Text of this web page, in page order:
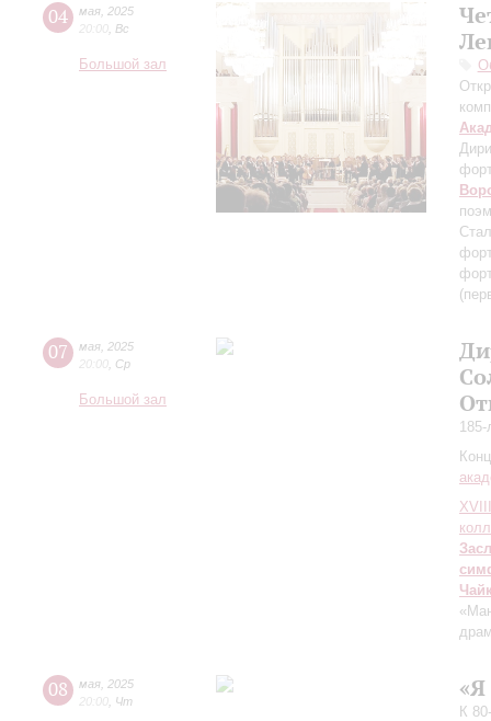
04 мая 2025
20:00 Вс
Большой зал
07 мая 2025
20:00 Ср
Большой зал
08 мая 2025
20:00 Чт
К